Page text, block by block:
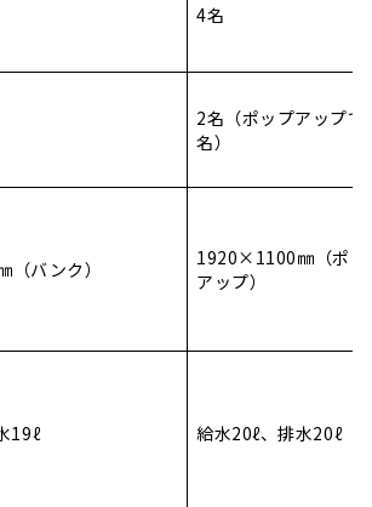
4名
2名（ポップアップで
名）
バンク）
1920×1100㎜（ポッ
アップ）
19ℓ 給水20ℓ、排水20ℓ